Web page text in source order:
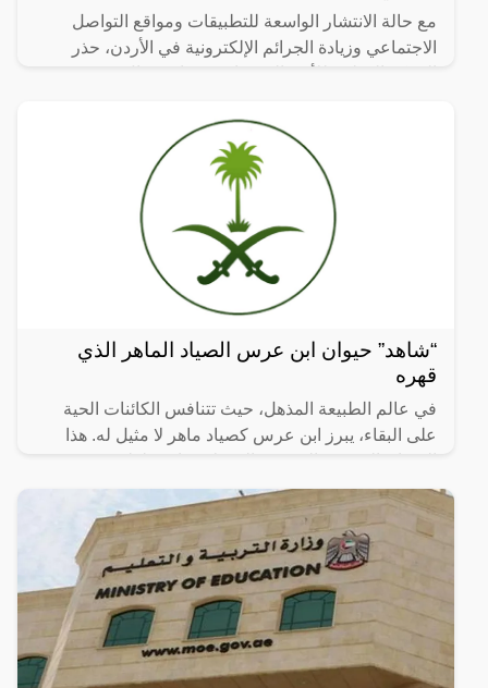
مع حالة الانتشار الواسعة للتطبيقات ومواقع التواصل
الاجتماعي وزيادة الجرائم الإلكترونية في الأردن، حذر
“شاهد” حيوان ابن عرس الصياد الماهر الذي
قهره
في عالم الطبيعة المذهل، حيث تتنافس الكائنات الحية
على البقاء، يبرز ابن عرس كصياد ماهر لا مثيل له. هذا
يمتلك